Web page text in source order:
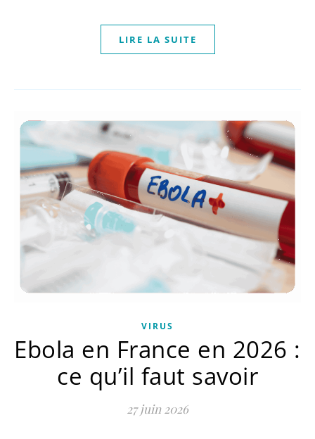
LIRE LA SUITE
VIRUS
Ebola en France en 2026 :
ce qu’il faut savoir
27 juin 2026